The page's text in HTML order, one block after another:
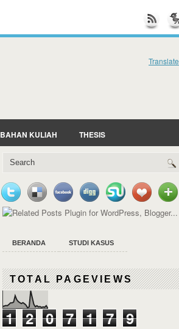
Translate
BAHAN KULIAH THESIS
BERANDA STUDI KASUS
TOTAL PAGEVIEWS
1 2 0 7 1 7 9